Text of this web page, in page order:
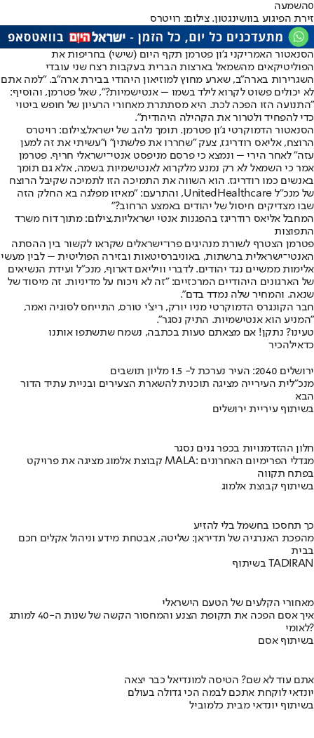
0השמעה
זירת הפיגוע בוושינגטון. צילום: רויטרס
הסנאטור האמריקני ג'ון פטרמן תקף היום (שישי) בחריפות את
הפוליטיקאים מהשמאל בארצות הברית בעקבות רצח שני עובדי
השגרירות בארה"ב, שארע מחוץ למוזיאון היהודי בבירת ארה"ב. "למה אתם
לא יכולים פשוט לקרוא לילד בשמו – אנטישמיות?", שאל פטרמן, והוסיף:
"התנועה הזו הפכה לכת. היא מסתתרת מאחורי הרעיון של חופש ביטוי
כדי להפחיד ולטרור את הקהילה היהודית".
הסנאטור הדמוקרטי ג'ון פטרמן. תומך נלהב של ישראל,צילום: רויטרס
הרוצח, אליאס רודריגז, צעק "שחררו את פלשתין" ו"עשיתי את זה למען
עזה" לאחר הירי – ונמצא כי פרסם מניפסט אנטי־ישראלי חריף. פטרמן
אמר כי השמאל לא רק נמנע מלקרוא לאנטישמיות בשמה, אלא גם תומך
באנשים כמו רודריגז. הוא השווה את התמיכה הזו לתמיכה שקיבל הרוצח
של מנכ"ל UnitedHealthcare, והתרעם: "מאיזו מפלגה בא החלק הזה
שבו מצדיקים חיסול של יהודים באמצע הרחוב?"
המחבל אליאס רודריגז בהפגנות אנטי ישראליות,צילום: מתוך דוח משרד
התפוצות
פטרמן הצטרף לשורת מנהיגים פרו־ישראלים שקראו לקשור בין ההסתה
האנטי־ישראלית ברשתות, באוניברסיטאות ובזירה הפוליטית – לבין מעשי
אלימות ממשיים נגד יהודים. לדברי וויליאם דארוף, מנכ"ל ועידת הנשיאים
של הארגונים היהודיים המרכזיים: "זה לא ויכוח על מדיניות. זה מיסוד של
שנאה. והמחיר שלה נמדד בדם".
חבר הקונגרס הדמוקרטי מניו יורק, ריצ'י טורס, התייחס לסוגיה ואמר,
"המניע הוא אנטישמיות. התיק נסגר".
טעינו? נתקן! אם מצאתם טעות בכתבה, נשמח שתשתפו אותנו
כדאילהכיר
ירושלים 2040: העיר נערכת ל- 1.5 מליון תושבים
מנכ"לית העירייה מציגה תוכנית להשארת הצעירים ובניית עתיד הדור
הבא
בשיתוף עיריית ירושלים
חלון ההזדמנויות בכפר גנים נסגר
קבוצת אלמוג מציגה את פרויקט MALA: מגדלי הפרימיום האחרונים
בפתח תקווה
בשיתוף קבוצת אלמוג
כך תחסכו בחשמל בלי להזיע
מהפכת האנרגיה של תדיראן: שליטה, אבטחת מידע וניהול אקלים חכם
בבית
בשיתוף TADIRAN
מאחורי הקלעים של הטעם הישראלי
איך אסם הפכה את תקופת הצנע והמחסור הקשה של שנות ה-40 למותג
לאומי?
בשיתוף אסם
אתם עוד לא שם? הטיסה למונדיאל כבר יצאה
יונדאי לוקחת אתכם לבמה הכי גדולה בעולם
בשיתוף יונדאי מבית כלמוביל